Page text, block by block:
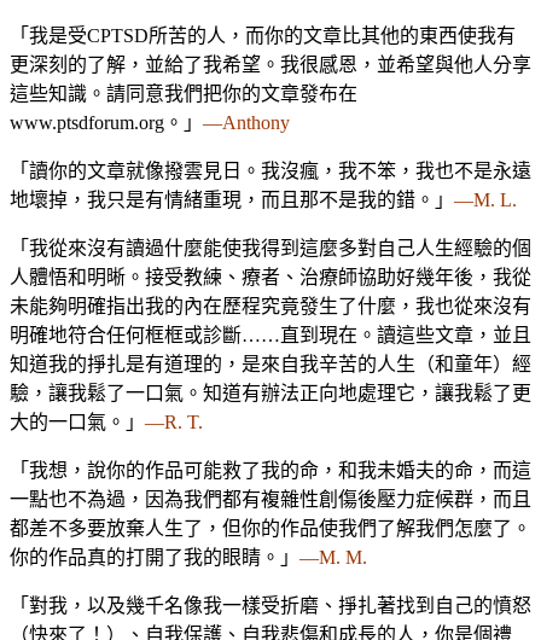
「我是受CPTSD所苦的人，而你的文章比其他的東西使我有
更深刻的了解，並給了我希望。我很感恩，並希望與他人分享
這些知識。請同意我們把你的文章發布在
www.ptsdforum.org。」 —Anthony
「讀你的文章就像撥雲見日。我沒瘋，我不笨，我也不是永遠
地壞掉，我只是有情緒重現，而且那不是我的錯。」 —M. L.
「我從來沒有讀過什麼能使我得到這麼多對自己人生經驗的個
人體悟和明晰。接受教練、療者、治療師協助好幾年後，我從
未能夠明確指出我的內在歷程究竟發生了什麼，我也從來沒有
明確地符合任何框框或診斷……直到現在。讀這些文章，並且
知道我的掙扎是有道理的，是來自我辛苦的人生（和童年）經
驗，讓我鬆了一口氣。知道有辦法正向地處理它，讓我鬆了更
大的一口氣。」 —R. T.
「我想，說你的作品可能救了我的命，和我未婚夫的命，而這
一點也不為過，因為我們都有複雜性創傷後壓力症候群，而且
都差不多要放棄人生了，但你的作品使我們了解我們怎麼了。
你的作品真的打開了我的眼睛。」 —M. M.
「對我，以及幾千名像我一樣受折磨、掙扎著找到自己的憤怒
（快來了！）、自我保護、自我悲傷和成長的人，你是個禮